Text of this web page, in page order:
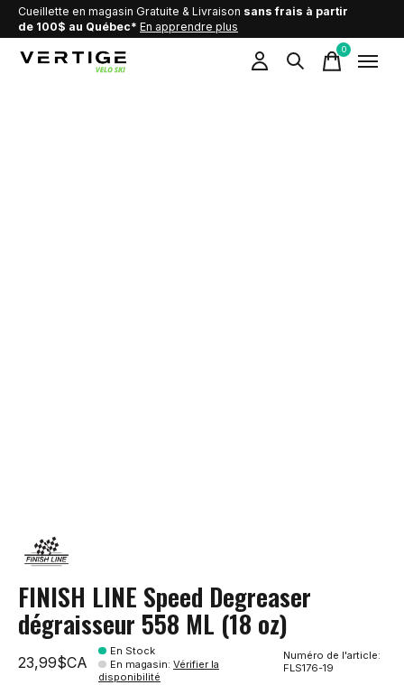
Cueillette en magasin Gratuite & Livraison sans frais à partir
de 100$ au Québec* En apprendre plus
0items
FINISH LINE Speed Degreaser
dégraisseur 558 ML (18 oz)
23,99$CA
En Stock
En magasin:Vérifier la
disponibilité
Numéro de l'article:
FLS176-19